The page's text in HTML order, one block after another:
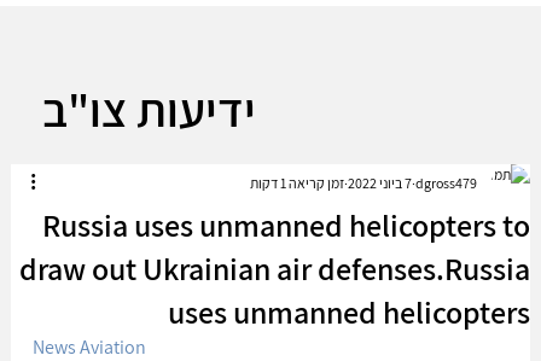
ידיעות צו"ב
Russia uses unmanned helicopters to
draw out Ukrainian air defenses.Russia
uses unmanned helicopters
dgross479 7 ביוני 2022 זמן קריאה 1 דקות
NewsAviation